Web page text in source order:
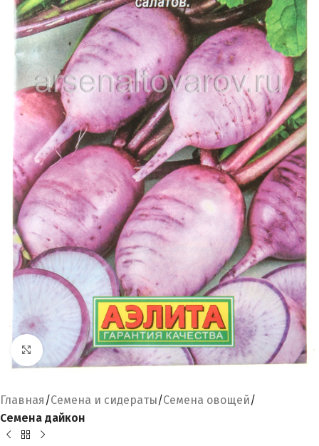
Увеличить
Главная Семена и сидераты Семена овощей
Семена дайкон